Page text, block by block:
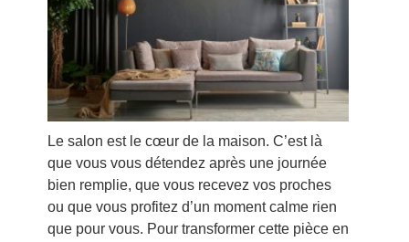
Le salon est le cœur de la maison. C’est là
que vous vous détendez après une journée
bien remplie, que vous recevez vos proches
ou que vous profitez d’un moment calme rien
que pour vous. Pour transformer cette pièce en